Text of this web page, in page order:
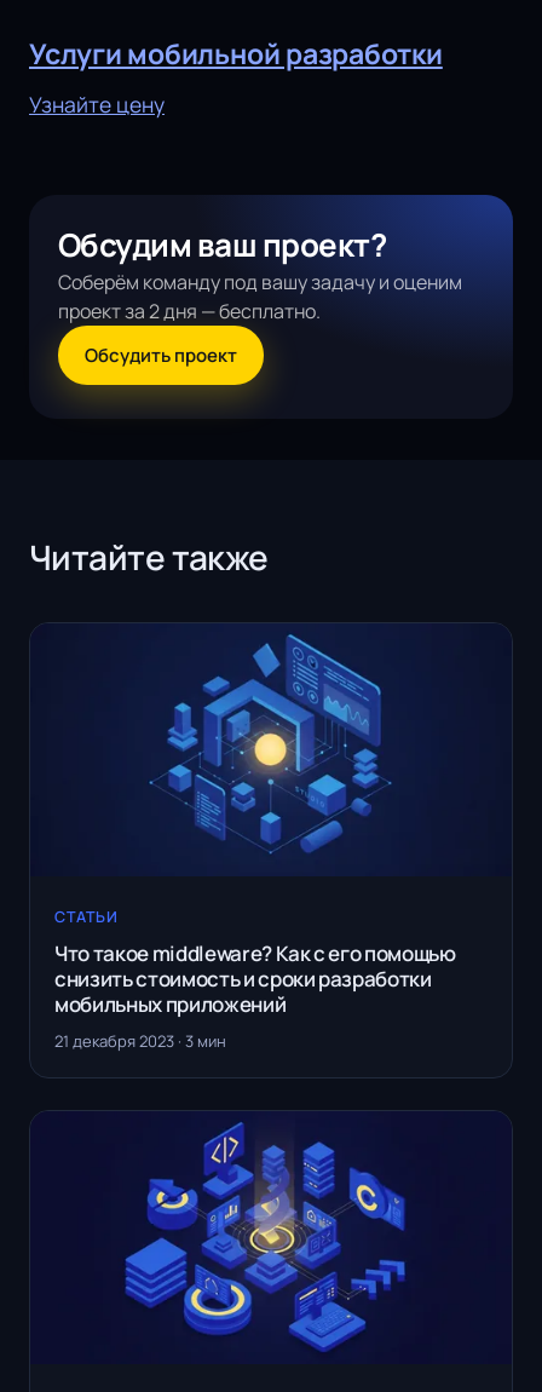
Услуги мобильной разработки
Узнайте цену
Обсудим ваш проект?
Соберём команду под вашу задачу и оценим
проект за 2 дня — бесплатно.
Обсудить проект
Читайте также
СТАТЬИ
Что такое middleware? Как с его помощью
снизить стоимость и сроки разработки
мобильных приложений
21 декабря 2023 · 3 мин